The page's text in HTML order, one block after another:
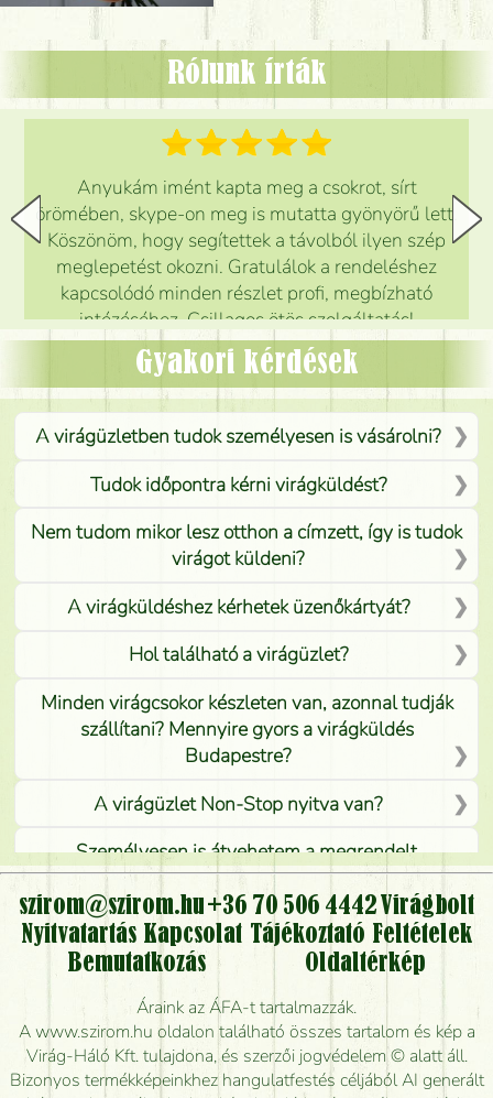
Rólunk írták
Anyukám imént kapta meg a csokrot, sírt
örömében, skype-on meg is mutatta gyönyörű lett.
Köszönöm, hogy segítettek a távolból ilyen szép
meglepetést okozni. Gratulálok a rendeléshez
kapcsolódó minden részlet profi, megbízható
intézéséhez. Csillagos ötös szolgáltatás!
Mónika
Gyakori kérdések
A virágüzletben tudok személyesen is vásárolni?
Tudok időpontra kérni virágküldést?
Nem tudom mikor lesz otthon a címzett, így is tudok
virágot küldeni?
A virágküldéshez kérhetek üzenőkártyát?
Hol található a virágüzlet?
Minden virágcsokor készleten van, azonnal tudják
szállítani? Mennyire gyors a virágküldés
Budapestre?
A virágüzlet Non-Stop nyitva van?
Személyesen is átvehetem a megrendelt
virágcsokrot, vagy csak virágküldéssel, kiszállítással
kérhető?
Vidékre is lehet rendelni?
Meddig rendelhetek virágküldést úgy, hogy még ma
kiszállítsák?
Mennyire gyorsan tudják elkészíteni a csokrot, és
szirom@szirom.hu +36 70 506 4442 Virágbolt
Nyitvatartás Kapcsolat Tájékoztató Feltételek
Bemutatkozás
Oldaltérkép
Áraink az ÁFA-t tartalmazzák.
A www.szirom.hu oldalon található összes tartalom és kép a
Virág-Háló Kft. tulajdona, és szerzői jogvédelem © alatt áll.
Bizonyos termékképeinkhez hangulatfestés céljából AI generált